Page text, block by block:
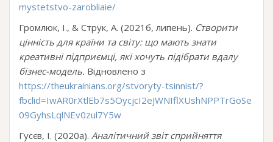
mystetstvo-zarobliaie/
Громлюк, І., & Струк, А. (2021б, липень). Створити
цінність для країни та світу: що мають знати
креативні підприємці, які хочуть підібрати вдалу
бізнес-модель. Відновлено з
https://theukrainians.org/stvoryty-tsinnist/?
fbclid=IwAR0rXtlEb7s5OycjcI2eJWNIflXUshNPPTrGoSe
09GyhsLqlNEv0zul7Y5w
Гусєв, І. (2020a). Аналітичний звіт сприйняття